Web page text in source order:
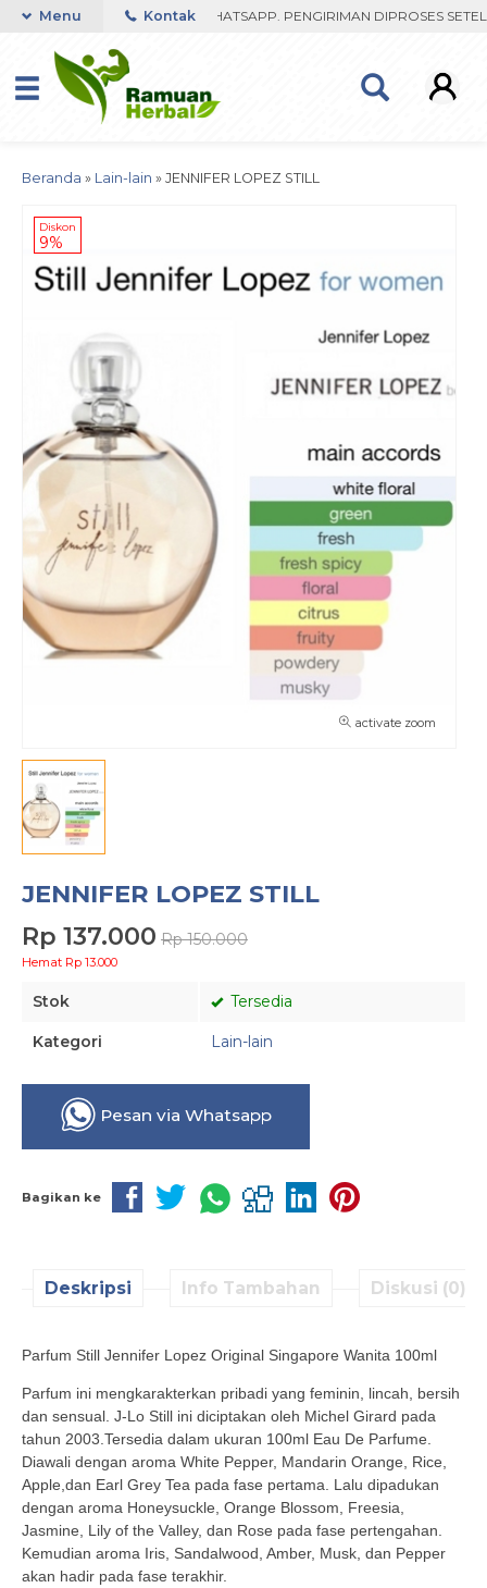
RESPON ORDER VIA WHATSAPP. PENGIRIMAN DIPROSES
Menu Kontak
Beranda » Lain-lain » JENNIFER LOPEZ STILL
activate zoom
Diskon
9%
JENNIFER LOPEZ STILL
Rp 137.000 Rp 150.000
Hemat Rp 13.000
Stok Tersedia
Kategori Lain-lain
Pesan via Whatsapp
Bagikan ke
Deskripsi Info Tambahan Diskusi (0)
Parfum Still Jennifer Lopez Original Singapore Wanita 100ml
Parfum ini mengkarakterkan pribadi yang feminin, lincah, bersih
dan sensual. J-Lo Still ini diciptakan oleh Michel Girard pada
tahun 2003.Tersedia dalam ukuran 100ml Eau De Parfume.
Diawali dengan aroma White Pepper, Mandarin Orange, Rice,
Apple,dan Earl Grey Tea pada fase pertama. Lalu dipadukan
dengan aroma Honeysuckle, Orange Blossom, Freesia,
Jasmine, Lily of the Valley, dan Rose pada fase pertengahan.
Kemudian aroma Iris, Sandalwood, Amber, Musk, dan Pepper
akan hadir pada fase terakhir.